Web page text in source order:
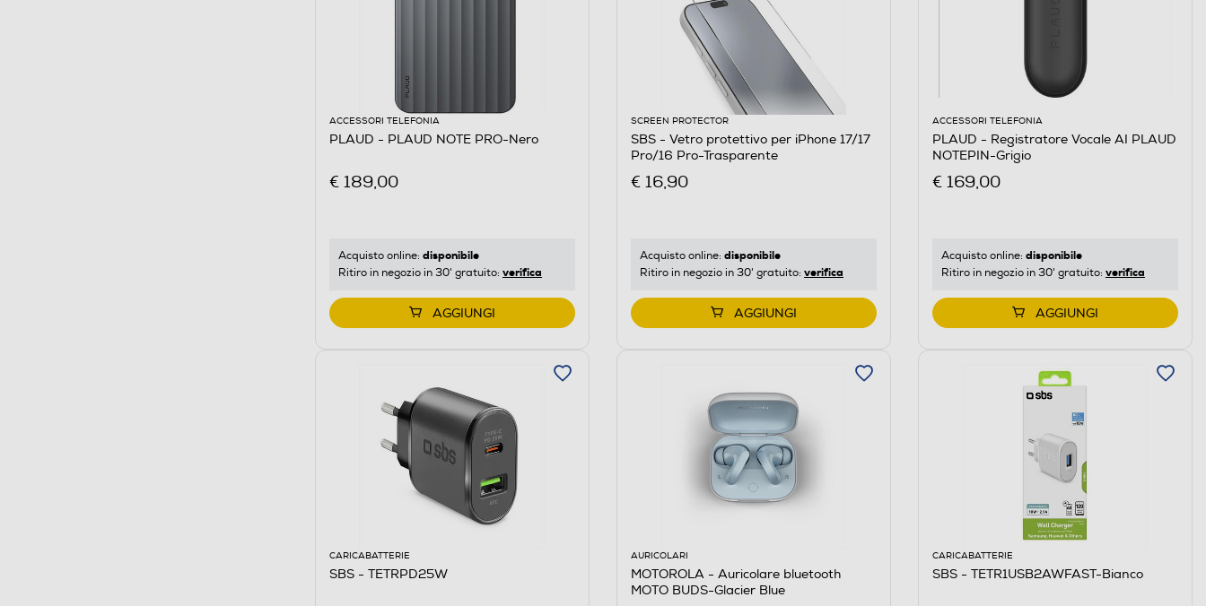
ACCESSORI TELEFONIA
PLAUD - PLAUD NOTE PRO-Nero
€ 189,00
Acquisto online: disponibile
Ritiro in negozio in 30' gratuito: verifica
AGGIUNGI
SCREEN PROTECTOR
SBS - Vetro protettivo per iPhone 17/17
Pro/16 Pro-Trasparente
€ 16,90
Acquisto online: disponibile
Ritiro in negozio in 30' gratuito: verifica
AGGIUNGI
ACCESSORI TELEFONIA
PLAUD - Registratore Vocale AI PLAUD
NOTEPIN-Grigio
€ 169,00
Acquisto online: disponibile
Ritiro in negozio in 30' gratuito: verifica
AGGIUNGI
CARICABATTERIE
SBS - TETRPD25W
AURICOLARI
MOTOROLA - Auricolare bluetooth
MOTO BUDS-Glacier Blue
CARICABATTERIE
SBS - TETR1USB2AWFAST-Bianco